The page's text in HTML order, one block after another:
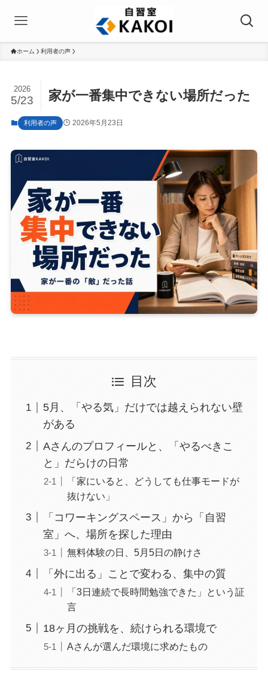
ホーム 利用者の声
家が一番集中できない場所だった
2026
5/23
利用者の声 2026年5月23日
目次
5月、「やる気」だけでは越えられない壁
がある
Aさんのプロフィールと、「やるべきこ
と」だらけの日常
「家にいると、どうしても仕事モードが
抜けない」
「コワーキングスペース」から「自習
室」へ、場所を探した理由
無料体験の日、5月5日の静けさ
「外に出る」ことで変わる、集中の質
「3日連続で長時間勉強できた」という証
言
18ヶ月の挑戦を、続けられる環境で
Aさんが選んだ環境に求めたもの